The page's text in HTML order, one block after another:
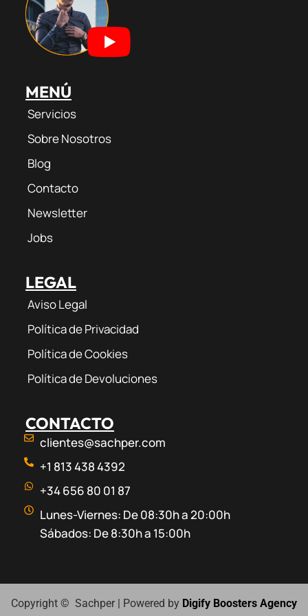
m
MENÚ
Servicios
Sobre Nosotros
Blog
Contacto
Newsletter
Jobs
LEGAL
Aviso Legal
Política de Privacidad
Política de Cookies
Política de Devoluciones
CONTACTO
clientes@sachper.com
+1 813 438 4392
+34 656 80 01 87
Lunes-Viernes: De 08:30h a 20:00h
Sábados: De 8:30h a 15:00h
Copyright © Sachper | Powered by Digify Boosters Agency